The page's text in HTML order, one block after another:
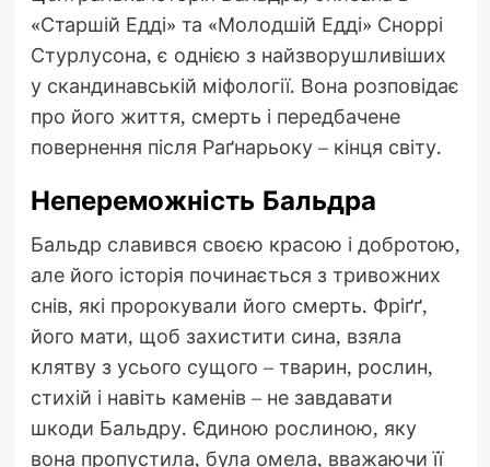
«Старшій Едді» та «Молодшій Едді» Сноррі
Стурлусона, є однією з найзворушливіших
у скандинавській міфології. Вона розповідає
про його життя, смерть і передбачене
повернення після Раґнарьоку – кінця світу.
Непереможність Бальдра
Бальдр славився своєю красою і добротою,
але його історія починається з тривожних
снів, які пророкували його смерть. Фріґґ,
його мати, щоб захистити сина, взяла
клятву з усього сущого – тварин, рослин,
стихій і навіть каменів – не завдавати
шкоди Бальдру. Єдиною рослиною, яку
вона пропустила, була омела, вважаючи її